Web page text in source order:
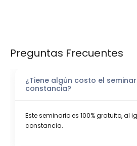
Preguntas Frecuentes
¿Tiene algún costo el
constancia?
Este seminario es 100% gratuito, al
constancia.